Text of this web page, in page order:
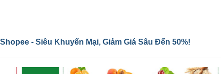
Shopee - Siêu Khuyến Mại, Giảm Giá Sâu Đến 50%!